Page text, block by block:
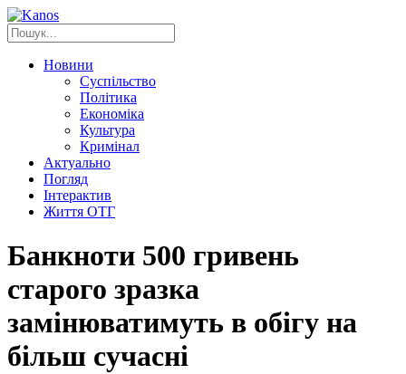
Новини
Суспільство
Політика
Економіка
Культура
Кримінал
Актуально
Погляд
Інтерактив
Життя ОТГ
Банкноти 500 гривень
старого зразка
замінюватимуть в обігу на
більш сучасні